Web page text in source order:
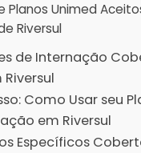
Planos Unimed
Riversul
de Internação
Como Usar seu
em Riversul
Específicos